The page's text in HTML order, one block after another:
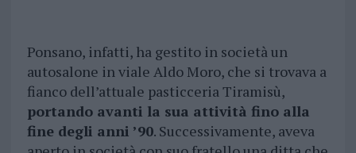
Ponsano, infatti, ha gestito in società un
autosalone in viale Aldo Moro, che si trovava a
fianco dell’attuale pasticceria Tiramisù,
portando avanti la sua attività fino alla
fine degli anni ’90. Successivamente, aveva